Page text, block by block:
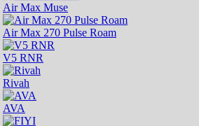
Air Max Muse
Air Max 270 Pulse Roam
V5 RNR
Rivah
AVA